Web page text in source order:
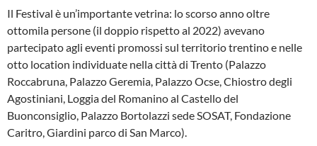
Il Festival è un’importante vetrina: lo scorso anno oltre
ottomila persone (il doppio rispetto al 2022) avevano
partecipato agli eventi promossi sul territorio trentino e nelle
otto location individuate nella città di Trento (Palazzo
Roccabruna, Palazzo Geremia, Palazzo Ocse, Chiostro degli
Agostiniani, Loggia del Romanino al Castello del
Buonconsiglio, Palazzo Bortolazzi sede SOSAT, Fondazione
Caritro, Giardini parco di San Marco).